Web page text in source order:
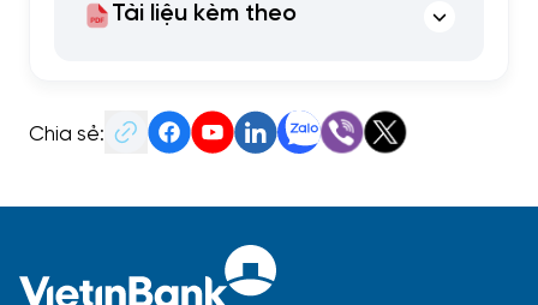
Tài liệu kèm theo
Chia sẻ: